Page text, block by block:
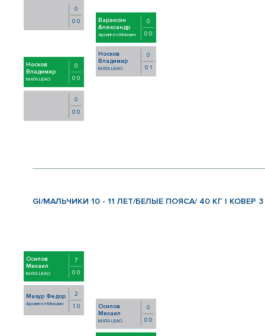
0
0 0
Носков
Владимир
MATA LEAO
0
0 0
0
0 0
Вараксин
Александр
Архангел Михаил
0
0 0
Носков
Владимир
MATA LEAO
0
0 1
GI/МАЛЬЧИКИ 10 - 11 ЛЕТ/БЕЛЫЕ ПОЯСА/ 40 КГ | КОВЕР 3
Осипов
Михаил
MATA LEAO
7
0 0
Мазур Федор
Архангел Михаил
2
1 0
Осипов
Михаил
MATA LEAO
0
0 0